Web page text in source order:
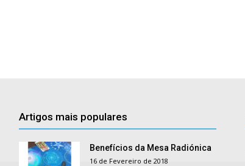
Artigos mais populares
Benefícios da Mesa Radiónica
16 de Fevereiro de 2018